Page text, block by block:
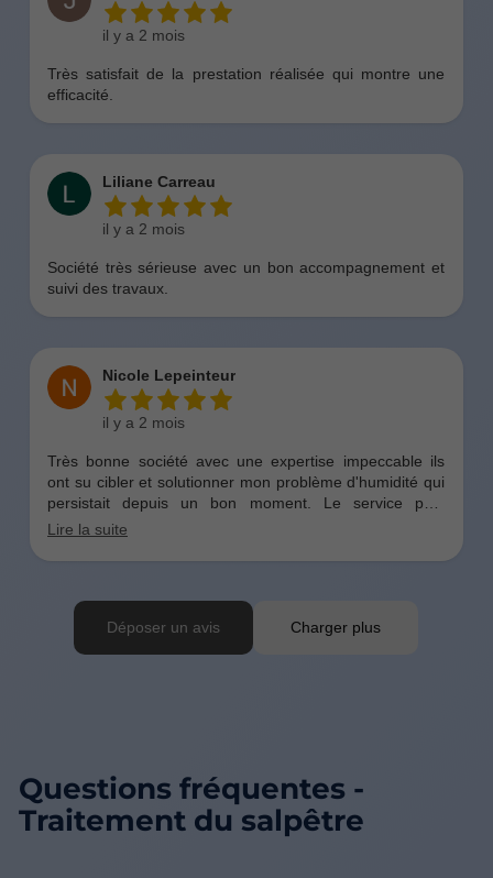
Questions fréquentes -
Traitement du salpêtre